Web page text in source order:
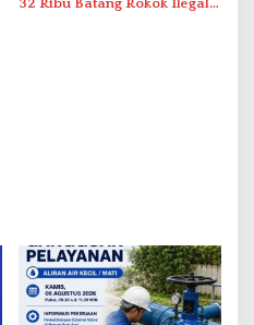
32 Ribu Batang Rokok Ilegal